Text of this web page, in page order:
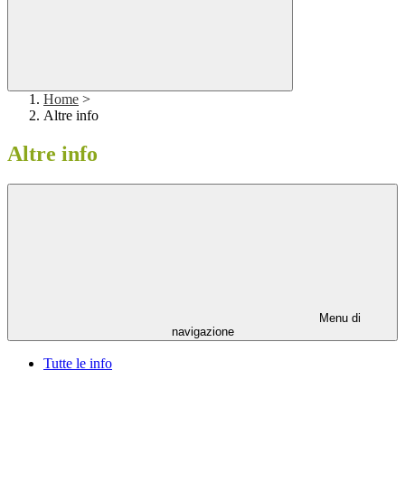
Home >
Altre info
Altre info
Menu di
navigazione
Tutte le info